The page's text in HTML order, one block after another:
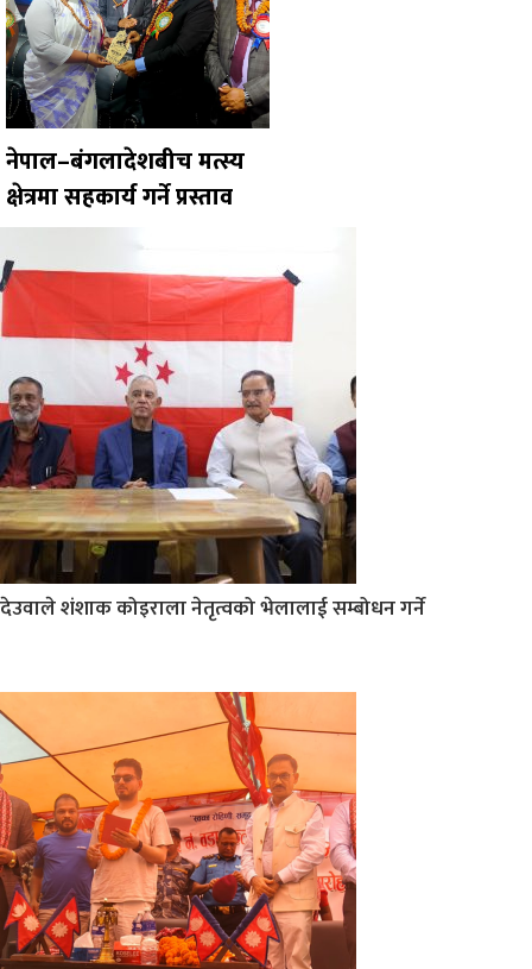
नेपाल–बंगलादेशबीच मत्स्य
क्षेत्रमा सहकार्य गर्ने प्रस्ताव
देउवाले शंशाक कोइराला नेतृत्वको भेलालाई सम्बोधन गर्ने